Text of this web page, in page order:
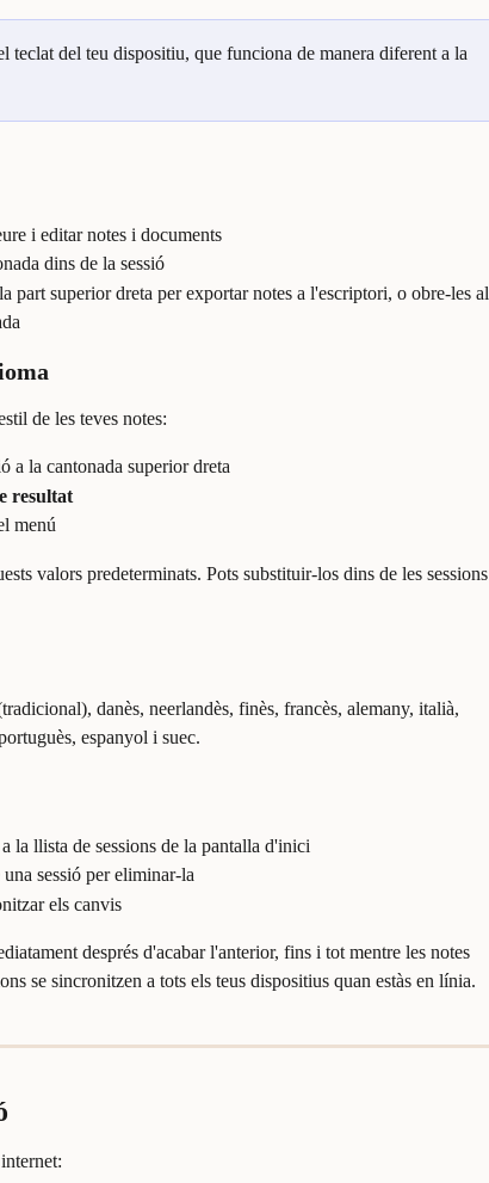
teclat del teu dispositiu, que funciona de manera diferent a la
i editar notes i documents
dins de la sessió
part superior dreta per exportar notes a l'escriptori, o obre-les al
de les teves notes:
a la cantonada superior dreta
resultat
menú
valors predeterminats. Pots substituir-los dins de les sessions
danès, neerlandès, finès, francès, alemany, italià,
espanyol i suec.
la llista de sessions de la pantalla d'inici
sessió per eliminar-la
els canvis
després d'acabar l'anterior, fins i tot mentre les notes
se sincronitzen a tots els teus dispositius quan estàs en línia.